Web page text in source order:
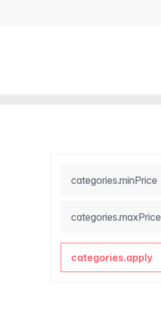
categories.minPrice
categories.maxPrice
categories.apply